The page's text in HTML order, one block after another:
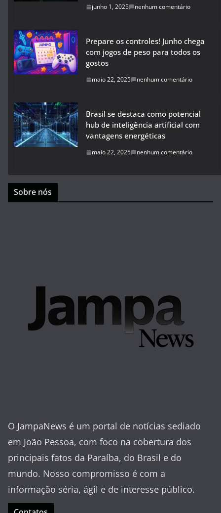
junho 1, 2025 nenhum comentário
Prepare os controles! Junho chega
com jogos de peso para todos os
gostos
maio 22, 2025 nenhum comentário
Brasil se destaca como potencial
hub de inteligência artificial com
vantagens energéticas
maio 22, 2025 nenhum comentário
Sobre nós
O JampaNews é um portal de notícias sediado
em João Pessoa, com foco na cobertura dos
principais fatos da Paraíba, do Brasil e do
mundo. Nosso compromisso é com a
informação séria, ágil e de interesse público.